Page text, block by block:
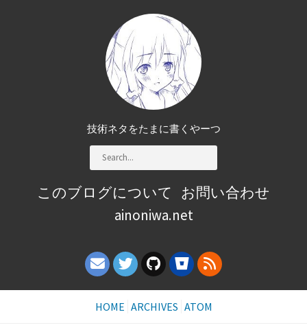
技術ネタをたまに書くやーつ
このブログについて お問い合わせ
ainoniwa.net
HOME ARCHIVES ATOM